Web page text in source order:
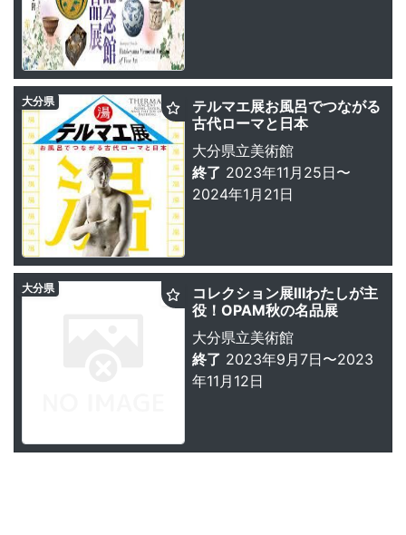
テルマエ展お風呂でつながる
古代ローマと日本
大分県立美術館
終了 2023年11月25日〜
2024年1月21日
大分県
コレクション展Ⅲわたしが主
役！OPAM秋の名品展
大分県立美術館
終了 2023年9月7日〜2023
年11月12日
大分県